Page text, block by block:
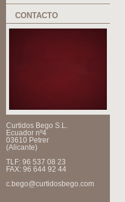
CONTACTO
Curtidos Bego S.L.
Ecuador nº4
03610 Petrer
(Alicante)
TLF: 96 537 08 23
FAX: 96 644 92 44
c.bego@curtidosbego.com